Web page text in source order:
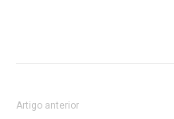
Artigo anterior